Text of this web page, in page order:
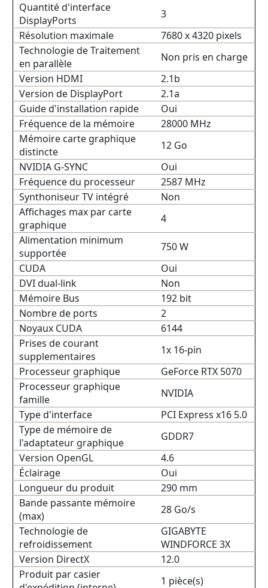
Quantité d'interface
DisplayPorts
3
Résolution maximale
7680 x 4320 pixels
Technologie de Traitement
en parallèle
Non pris en charge
Version HDMI
2.1b
Version de DisplayPort
2.1a
Guide d'installation rapide
Oui
Fréquence de la mémoire
28000 MHz
Mémoire carte graphique
distincte
12 Go
NVIDIA G-SYNC
Oui
Fréquence du processeur
2587 MHz
Synthoniseur TV intégré
Non
Affichages max par carte
graphique
4
Alimentation minimum
supportée
750 W
CUDA
Oui
DVI dual-link
Non
Mémoire Bus
192 bit
Nombre de ports
2
Noyaux CUDA
6144
Prises de courant
supplementaires
1x 16-pin
Processeur graphique
GeForce RTX 5070
Processeur graphique
famille
NVIDIA
Type d'interface
PCI Express x16 5.0
Type de mémoire de
l'adaptateur graphique
GDDR7
Version OpenGL
4.6
Éclairage
Oui
Longueur du produit
290 mm
Bande passante mémoire
(max)
28 Go/s
Technologie de
refroidissement
GIGABYTE
WINDFORCE 3X
Version DirectX
12.0
Produit par casier
1 pièce(s)